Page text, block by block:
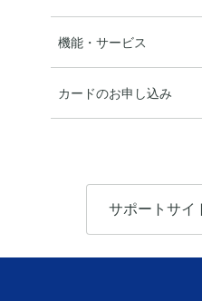
機能・サービス
カードのお申し込み
サポートサイ